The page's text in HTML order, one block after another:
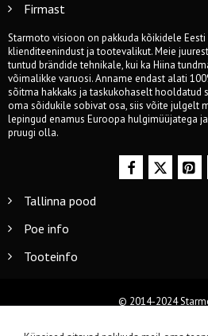
Firmast
Starmoto visioon on pakkuda kõikidele
klienditeenindust ja tootevalikut. Meie
tuntud brändide tehnikale, kui ka Hiina
võimalikke varuosi. Anname endast alati
sõitma hakkaks ja taskukohaselt hooldatud
oma sõidukile sobivat osa, siis võite julgelt
lepingud enamus Euroopa hulgimüüjatega
pruugi olla.
Tallinna pood
Poe info
Tooteinfo
© 2014-2024